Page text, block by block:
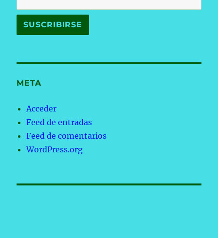
META
Acceder
Feed de entradas
Feed de comentarios
WordPress.org